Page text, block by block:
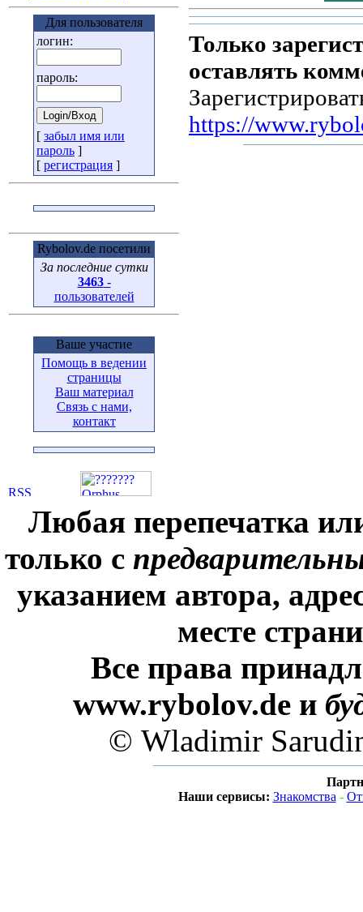
Для пользователя
логин:
пароль:
[ забыл имя или
пароль ]
[ регистрация ]
Rybolov.de посетили
За последние сутки
3463-
пользователей
Ваше участие
Помощь в ведении
страницы
Ваш материал
Связь с нами,
контакт
Только
оставлять
https://
Любая перепечатка
только с
указанием автора,
месте
Все права
www.rybolov.de и
© Wladimir
Наши сервисы: Знакомства -